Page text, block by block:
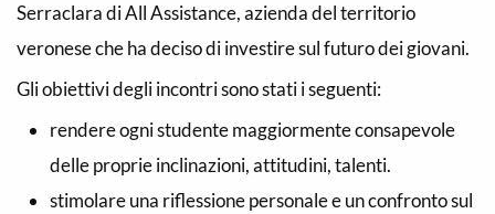
Serraclara di All Assistance, azienda del territorio
veronese che ha deciso di investire sul futuro dei giovani.
Gli obiettivi degli incontri sono stati i seguenti:
rendere ogni studente maggiormente consapevole
delle proprie inclinazioni, attitudini, talenti.
stimolare una riflessione personale e un confronto sul